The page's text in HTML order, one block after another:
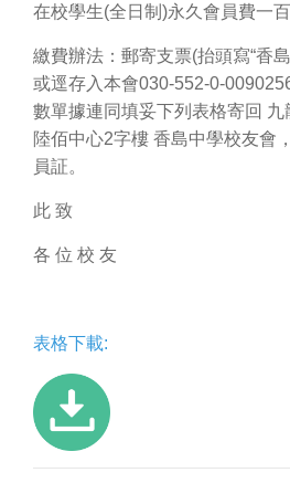
在校學生(全日制)永久會員費一百
繳費辦法：郵寄支票(抬頭寫“香
或逕存入本會030-552-0-
數單據連同填妥下列表格寄回
陸佰中心2字樓 香島中學校友會
員証。
此 致
各 位 校 友
表格下載: